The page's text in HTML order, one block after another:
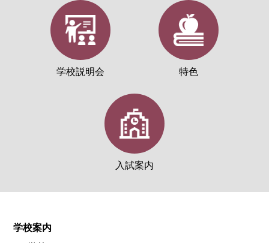
学校説明会 特色
入試案内
学校案内